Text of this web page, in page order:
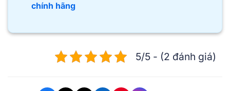
chính hãng
5/5 - (2 đánh giá)